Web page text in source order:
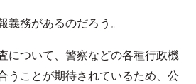
務があるのだろう。
について、警察などの各種行政機
うことが期待されているため、公